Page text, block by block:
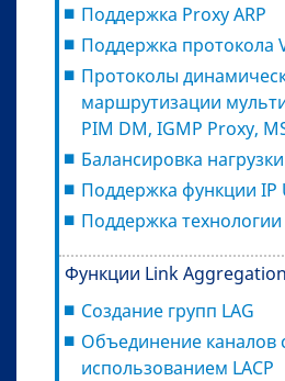
Поддержка Proxy ARP
Поддержка протокола
Протоколы
маршрутизации
PIM DM, IGMP Proxy,
Балансировка
Поддержка функции IP
Поддержка технологии
Функции Link Aggregation
Создание групп LAG
Объединение каналов
использованием LACP